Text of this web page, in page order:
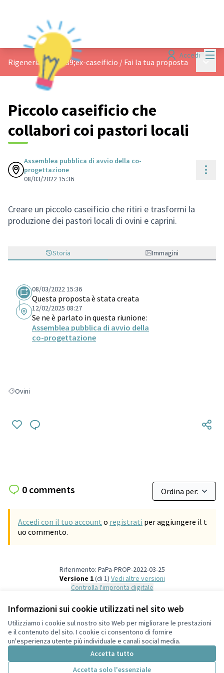
Informazioni sui cookie utilizzati nel sito web
Utilizziamo i cookie sul nostro sito Web per migliorare le prestazioni
e il contenuto del sito. I cookie ci consentono di fornire
un'esperienza utente più individuale e canali social media.
Accetta tutto
Accetta solo l'essenziale
Accedi
Rigeneriamo l&#39;ex-caseificio / Fai la tua proposta
Piccolo caseificio che
collabori coi pastori locali
Assemblea pubblica di avvio della co-
progettazione
08/03/2022 15:36
Creare un piccolo caseificio che ritiri e trasformi la
produzione dei pastori locali di ovini e caprini.
Storia Immagini
08/03/2022 15:36
Questa proposta è stata creata
12/02/2025 08:27
Se ne è parlato in questa riunione:
Assemblea pubblica di avvio della
co-progettazione
Filtra i risultati per: Ovini
Ovini
0 comments
Accedi con il tuo account o registrati per aggiungere il t
uo commento.
Riferimento: PaPa-PROP-2022-03-25
Versione 1(di 1) vedi altre versioni
Controlla l'impronta digitale
Impostazioni dei cookie
Italiano
Choose languageScegli la lingua